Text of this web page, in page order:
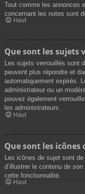
Tout comme les annonces
concernant les notes sont
Haut
Que sont les sujets
Les sujets verrouillés sont
peuvent plus répondre et
automatiquement expirés.
administrateur ou un
pouvez également
les administrateurs.
Haut
Que sont les icônes
Les icônes de sujet sont
d’illustrer le contenu de
cette fonctionnalité.
Haut